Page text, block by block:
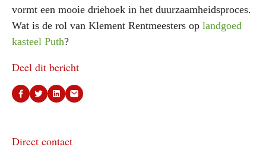
vormt een mooie driehoek in het duurzaamheidsproces.
Wat is de rol van Klement Rentmeesters op landgoed
kasteel Puth?
Deel dit bericht
Direct contact